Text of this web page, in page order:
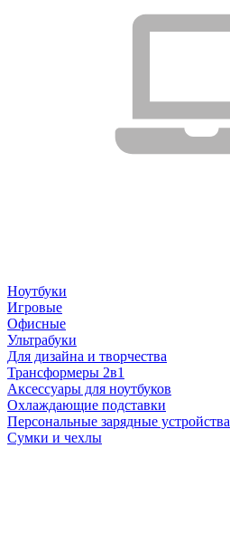
Ноутбуки
Игровые
Офисные
Ультрабуки
Для дизайна и творчества
Трансформеры 2в1
Аксессуары для ноутбуков
Охлаждающие подставки
Персональные зарядные устройства
Сумки и чехлы